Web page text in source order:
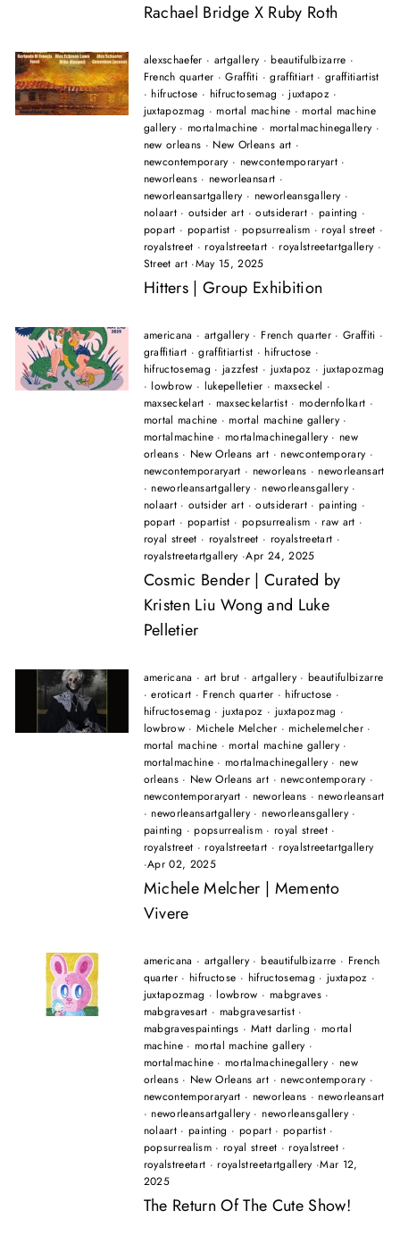
Rachael Bridge X Ruby Roth
alexschaefer · artgallery ·beautifulbizarre ·
French quarter ·Graffiti ·graffitiart· graffitiartist
· hifructose · hifructosemag ·juxtapoz ·
juxtapozmag · mortal machine · mortal machine
gallery · mortalmachine · mortalmachinegallery ·
new orleans · New Orleans art ·
newcontemporary · newcontemporaryart·
neworleans · neworleansart ·
neworleansartgallery · neworleansgallery ·
nolaart ·outsider art ·outsiderart· painting ·
popart · popartist · popsurrealism · royal street ·
royalstreet · royalstreetart · royalstreetartgallery ·
Street art ·May 15, 2025
Hitters | Group Exhibition
americana · artgallery · French quarter· Graffiti ·
graffitiart ·graffitiartist · hifructose ·
hifructosemag ·jazzfest · juxtapoz · juxtapozmag
· lowbrow · lukepelletier · maxseckel ·
maxseckelart · maxseckelartist· modernfolkart ·
mortal machine · mortal machine gallery·
mortalmachine · mortalmachinegallery· new
orleans · New Orleans art · newcontemporary ·
newcontemporaryart · neworleans · neworleansart
· neworleansartgallery · neworleansgallery·
nolaart ·outsider art ·outsiderart· painting ·
popart · popartist · popsurrealism · raw art ·
royal street · royalstreet · royalstreetart ·
royalstreetartgallery ·Apr 24, 2025
Cosmic Bender | Curated by
Kristen Liu Wong and Luke
Pelletier
americana · art brut · artgallery· beautifulbizarre
·eroticart · French quarter · hifructose ·
hifructosemag ·juxtapoz · juxtapozmag ·
lowbrow ·Michele Melcher · michelemelcher·
mortal machine · mortal machine gallery·
mortalmachine · mortalmachinegallery· new
orleans · New Orleans art · newcontemporary ·
newcontemporaryart · neworleans · neworleansart
· neworleansartgallery · neworleansgallery·
painting ·popsurrealism· royal street·
royalstreet · royalstreetart · royalstreetartgallery
·Apr 02, 2025
Michele Melcher | Memento
Vivere
americana · artgallery ·beautifulbizarre · French
quarter · hifructose · hifructosemag · juxtapoz ·
juxtapozmag · lowbrow · mabgraves·
mabgravesart · mabgravesartist·
mabgravespaintings · Matt darling · mortal
machine · mortal machine gallery ·
mortalmachine · mortalmachinegallery· new
orleans · New Orleans art · newcontemporary ·
newcontemporaryart · neworleans · neworleansart
· neworleansartgallery · neworleansgallery·
nolaart ·painting · popart· popartist·
popsurrealism · royal street · royalstreet·
royalstreetart · royalstreetartgallery ·Mar 12,
2025
The Return Of The Cute Show!